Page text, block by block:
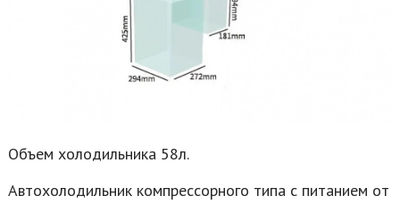
Объем холодильника 58л.
Автохолодильник компрессорного типа с питанием от